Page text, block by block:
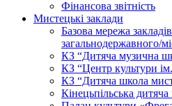
Фінансова звітність
Мистецькі заклади
Базова мережа
загальнодержавного/
КЗ “Дитяча музична
КЗ “Центр культури
КЗ “Дитяча школа
Кінецьпільська